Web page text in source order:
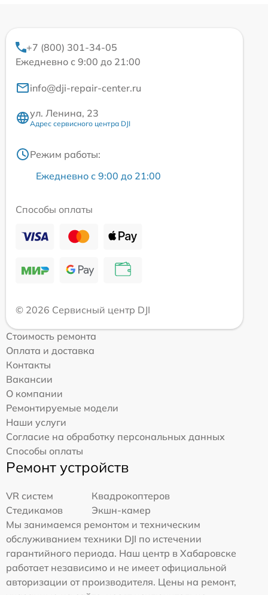
+7 (800) 301-34-05
Ежедневно с 9:00 до 21:00
info@dji-repair-center.ru
ул. Ленина, 23
Адрес сервисного центра DJI
Режим работы:
Ежедневно с 9:00 до 21:00
Способы оплаты
© 2026 Сервисный центр DJI
Стоимость ремонта
Оплата и доставка
Контакты
Вакансии
О компании
Ремонтируемые модели
Наши услуги
Согласие на обработку персональных данных
Способы оплаты
Ремонт устройств
VR систем
Квадрокоптеров
Стедикамов
Экшн-камер
Мы занимаемся ремонтом и техническим
обслуживанием техники DJI по истечении
гарантийного периода. Наш центр в Хабаровске
работает независимо и не имеет официальной
авторизации от производителя. Цены на ремонт,